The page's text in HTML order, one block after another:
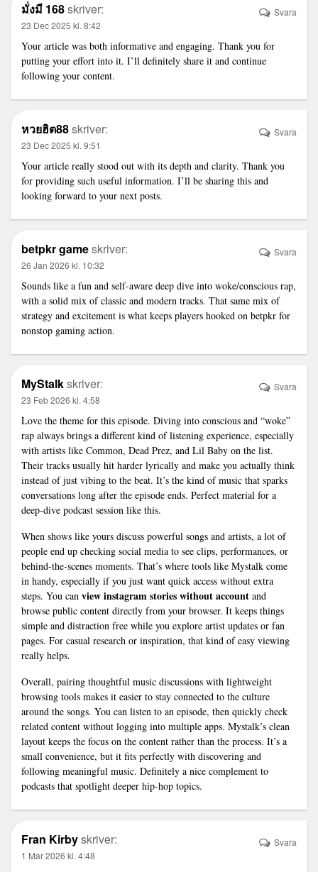
มั่งมี 168skriver:
23 Dec 2025 kl. 8:42
Your article was both informative and engaging. Thank you for
putting your effort into it. I’ll definitely share it and continue
following your content.
Svara
หวยฮิต88skriver:
23 Dec 2025 kl. 9:51
Your article really stood out with its depth and clarity. Thank you
for providing such useful information. I’ll be sharing this and
looking forward to your next posts.
Svara
betpkr gameskriver:
26 Jan 2026 kl. 10:32
Sounds like a fun and self-aware deep dive into woke/conscious rap,
with a solid mix of classic and modern tracks. That same mix of
strategy and excitement is what keeps players hooked on betpkr for
nonstop gaming action.
Svara
MyStalkskriver:
23 Feb 2026 kl. 4:58
Love the theme for this episode. Diving into conscious and “woke”
rap always brings a different kind of listening experience, especially
with artists like Common, Dead Prez, and Lil Baby on the list.
Their tracks usually hit harder lyrically and make you actually think
instead of just vibing to the beat. It’s the kind of music that sparks
conversations long after the episode ends. Perfect material for a
deep‑dive podcast session like this.
When shows like yours discuss powerful songs and artists, a lot of
people end up checking social media to see clips, performances, or
behind‑the‑scenes moments. That’s where tools like Mystalk come
in handy, especially if you just want quick access without extra
steps. You can view instagram stories without account and
browse public content directly from your browser. It keeps things
simple and distraction free while you explore artist updates or fan
pages. For casual research or inspiration, that kind of easy viewing
really helps.
Overall, pairing thoughtful music discussions with lightweight
browsing tools makes it easier to stay connected to the culture
around the songs. You can listen to an episode, then quickly check
related content without logging into multiple apps. Mystalk’s clean
layout keeps the focus on the content rather than the process. It’s a
small convenience, but it fits perfectly with discovering and
following meaningful music. Definitely a nice complement to
podcasts that spotlight deeper hip‑hop topics.
Svara
Fran Kirbyskriver:
1 Mar 2026 kl. 4:48
Svara